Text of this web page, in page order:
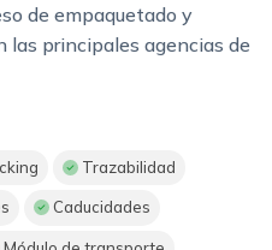
de empaquetado y
las principales agencias de
Trazabilidad
Caducidades